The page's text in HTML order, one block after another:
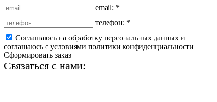
email: *
телефон: *
Соглашаюсь на обработку персональных данных и
соглашаюсь с условиями политики конфиденциальности
Сформировать заказ
Связаться с нами: